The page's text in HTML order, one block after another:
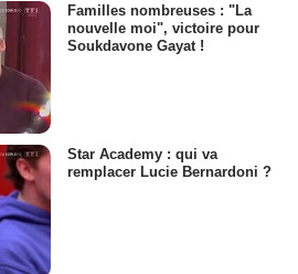
Familles nombreuses : "La
nouvelle moi", victoire pour
Soukdavone Gayat !
Star Academy : qui va
remplacer Lucie Bernardoni ?